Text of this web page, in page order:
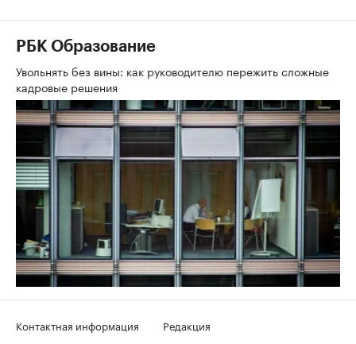
РБК Образование
Увольнять без вины: как руководителю пережить сложные
кадровые решения
Контактная информация
Редакция